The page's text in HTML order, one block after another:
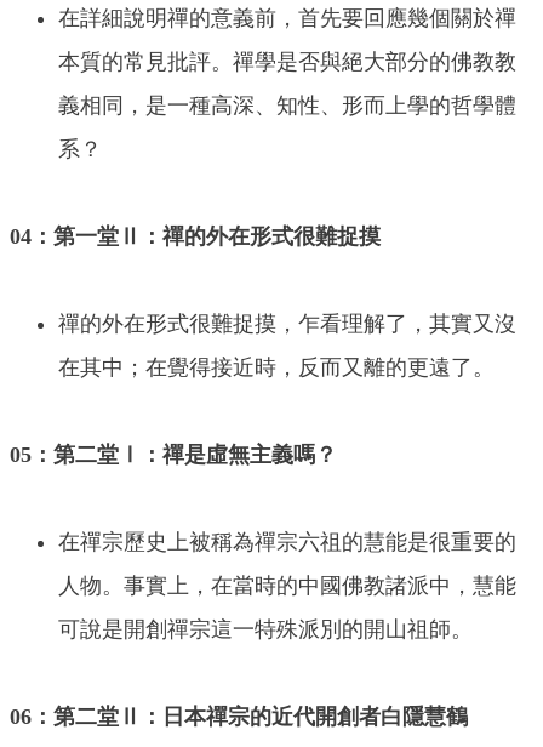
在詳細說明禪的意義前，首先要回應幾個關於禪
本質的常見批評。禪學是否與絕大部分的佛教教
義相同，是一種高深、知性、形而上學的哲學體
系？
04：第一堂Ⅱ：禪的外在形式很難捉摸
禪的外在形式很難捉摸，乍看理解了，其實又沒
在其中；在覺得接近時，反而又離的更遠了。
05：第二堂Ⅰ：禪是虛無主義嗎？
在禪宗歷史上被稱為禪宗六祖的慧能是很重要的
人物。事實上，在當時的中國佛教諸派中，慧能
可說是開創禪宗這一特殊派別的開山祖師。
06：第二堂Ⅱ：日本禪宗的近代開創者白隱慧鶴